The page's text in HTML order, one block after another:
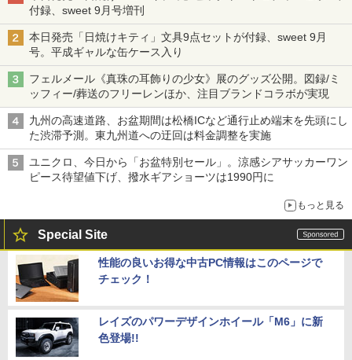
付録、sweet 9月号増刊
本日発売「日焼けキティ」文具9点セットが付録、sweet 9月
号。平成ギャルな缶ケース入り
フェルメール《真珠の耳飾りの少女》展のグッズ公開。図録/ミ
ッフィー/葬送のフリーレンほか、注目ブランドコラボが実現
九州の高速道路、お盆期間は松橋ICなど通行止め端末を先頭にし
た渋滞予測。東九州道への迂回は料金調整を実施
ユニクロ、今日から「お盆特別セール」。涼感シアサッカーワン
ピース待望値下げ、撥水ギアショーツは1990円に
もっと見る
Special Site
性能の良いお得な中古PC情報はこのページで
チェック！
レイズのパワーデザインホイール「M6」に新
色登場!!